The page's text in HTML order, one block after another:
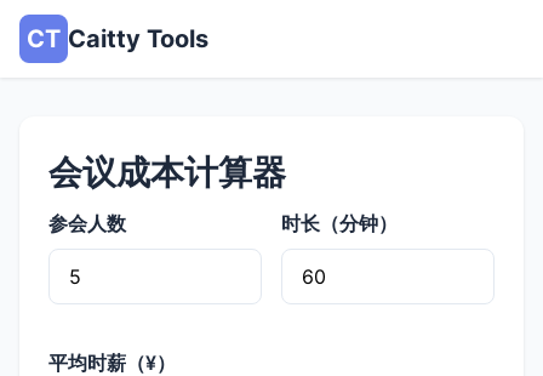
CT Caitty Tools
会议成本计算器
参会人数 时长（分钟）
平均时薪（¥）